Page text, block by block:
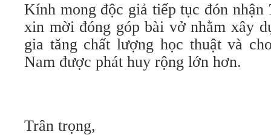
Kính mong độc giả tiếp tục đón nhận
xin mời đóng góp bài vở nhằm xây
gia tăng chất lượng học thuật và
Nam được phát huy rộng lớn hơn.
Trân trọng,